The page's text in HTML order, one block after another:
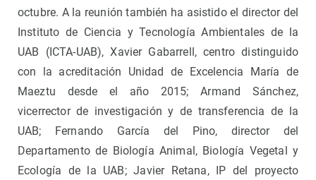
octubre. A la reunión también ha asistido el director del
Instituto de Ciencia y Tecnología Ambientales de la
UAB (ICTA-UAB), Xavier Gabarrell, centro distinguido
con la acreditación Unidad de Excelencia María de
Maeztu desde el año 2015; Armand Sánchez,
vicerrector de investigación y de transferencia de la
UAB; Fernando García del Pino, director del
Departamento de Biología Animal, Biología Vegetal y
Ecología de la UAB; Javier Retana, IP del proyecto